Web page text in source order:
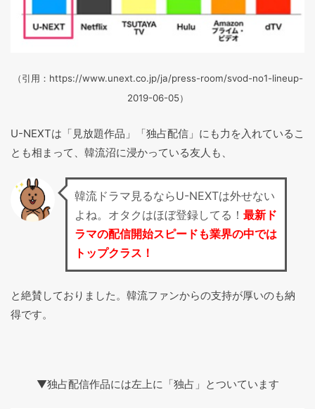
（引用：https://www.unext.co.jp/ja/press-room/svod-no1-lineup-
2019-06-05）
U-NEXTは「見放題作品」「独占配信」にも力を入れているこ
とも相まって、韓流沼に浸かっている友人も、
韓流ドラマ見るならU-NEXTは外せない
よね。オタクはほぼ登録してる！ 最新ド
ラマの配信開始スピードも業界の中では
トップクラス！
と絶賛しておりました。韓流ファンからの支持が厚いのも納
得です。
▼独占配信作品には左上に「独占」とついています